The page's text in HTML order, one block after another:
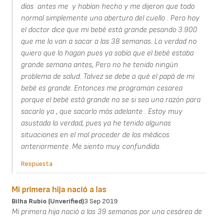
días antes me y habían hecho y me dijeron que todo
normal simplemente una abertura del cuello . Pero hoy
el doctor dice que mi bebé está grande pesando 3.900
que me lo van a sacar a las 38 semanas. La verdad no
quiero que lo hagan pues ya sabía que el bebé estaba
grande semana antes, Pero no he tenido ningún
problema de salud. Talvez se debe a qué el papá de mi
bebé es grande. Entonces me programan cesarea
porque el bebé está grande no se si sea una razón para
sacarlo ya , que sacarlo más adelante . Estoy muy
asustada la verdad, pues ya he tenido algunas
situaciones en el mal proceder de los médicos
anteriormente. Me siento muy confundida.
Respuesta
Mi primera hija nació a las
Bilha Rubio (unverified)3 Sep 2019
Mi primera hija nació a las 39 semanas por una cesárea de